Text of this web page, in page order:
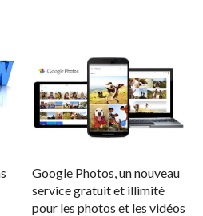
Google Photos, un nouveau
service gratuit et illimité
pour les photos et les vidéos